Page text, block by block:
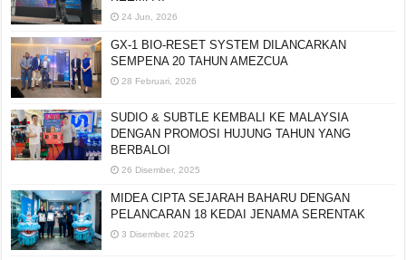
24 Jun, 2026
GX-1 BIO-RESET SYSTEM DILANCARKAN
SEMPENA 20 TAHUN AMEZCUA
28 Februari, 2026
SUDIO & SUBTLE KEMBALI KE MALAYSIA
DENGAN PROMOSI HUJUNG TAHUN YANG
BERBALOI
26 Disember, 2025
MIDEA CIPTA SEJARAH BAHARU DENGAN
PELANCARAN 18 KEDAI JENAMA SERENTAK
3 Disember, 2025